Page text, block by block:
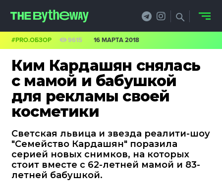
Ким Кардашян снялась
с мамой и бабушкой
для рекламы своей
косметики
Светская львица и звезда реалити-шоу
"Семейство Кардашян" поразила
серией новых снимков, на которых
стоит вместе с 62-летней мамой и 83-
летней бабушкой.
#PRO.ОБЗОР 9615 16 МАРТА 2018
PRO.ОБЗОР
КЕЙСЫ
КРЕАТИВА
БИЗНЕС И
ТЕХНОЛОГИИ